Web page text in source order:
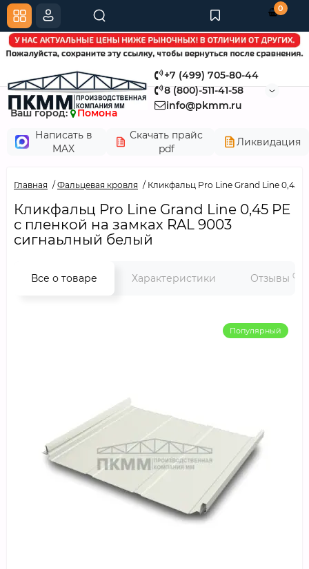
+7 (499) 705-80-44
8 (800)-511-41-58
info@pkmm.ru
Ваш город:
Помона
Написать в
MAX
Скачать прайс
pdf
Ликвидация
0
Главная Фальцевая кровля Кликфальц Pro Line Grand Line 0,45
Кликфальц Pro Line Grand Line 0,45 PE
с пленкой на замках RAL 9003
сигнаьлный белый
Все о товаре Характеристики Отзывы 0
Популярный